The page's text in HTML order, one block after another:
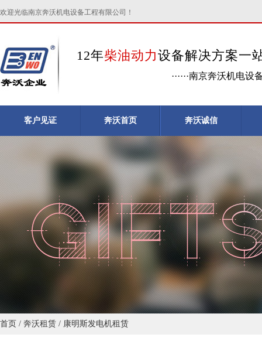
欢迎光临南京奔沃机电设备工程有限公司！
12年柴油动力设备解决方案一
······南京奔沃机电
客户见证 奔沃首页 奔沃诚信
首页 / 奔沃租赁 / 康明斯发电机租赁